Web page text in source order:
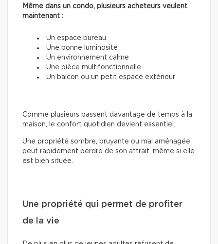
Même dans un condo, plusieurs acheteurs veulent
maintenant :
Un espace bureau
Une bonne luminosité
Un environnement calme
Une pièce multifonctionnelle
Un balcon ou un petit espace extérieur
Comme plusieurs passent davantage de temps à la
maison, le confort quotidien devient essentiel.
Une propriété sombre, bruyante ou mal aménagée
peut rapidement perdre de son attrait, même si elle
est bien située.
Une propriété qui permet de profiter
de la vie